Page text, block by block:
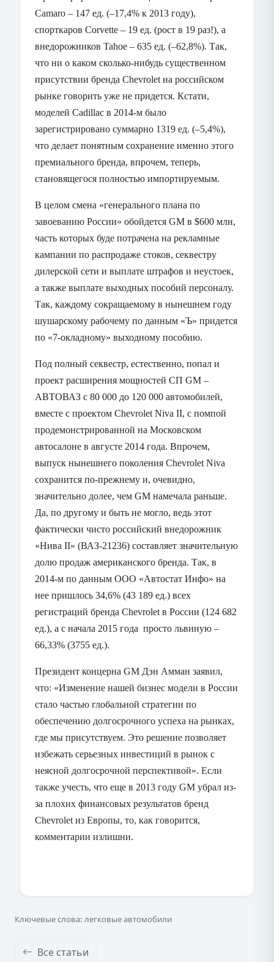
Camaro – 147 ед. (–17,4% к 2013 году),
спорткаров Corvette – 19 ед. (рост в 19 раз!), а
внедорожников Tahoe – 635 ед. (–62,8%). Так,
что ни о каком сколько-нибудь существенном
присутствии бренда Chevrolet на российском
рынке говорить уже не придется. Кстати,
моделей Cadillac в 2014-м было
зарегистрировано суммарно 1319 ед. (–5,4%),
что делает понятным сохранение именно этого
премиального бренда, впрочем, теперь,
становящегося полностью импортируемым.
В целом смена «генерального плана по
завоеванию России» обойдется GM в $600 млн,
часть которых буде потрачена на рекламные
кампании по распродаже стоков, секвестру
дилерской сети и выплате штрафов и неустоек,
а также выплате выходных пособий персоналу.
Так, каждому сокращаемому в нынешнем году
шушарскому рабочему по данным «Ъ» придется
по «7-окладному» выходному пособию.
Под полный секвестр, естественно, попал и
проект расширения мощностей СП GM –
АВТОВАЗ с 80 000 до 120 000 автомобилей,
вместе с проектом Chevrolet Niva II, с помпой
продемонстрированной на Московском
автосалоне в августе 2014 года. Впрочем,
выпуск нынешнего поколения Chevrolet Niva
сохранится по-прежнему и, очевидно,
значительно долее, чем GM намечала раньше.
Да, по другому и быть не могло, ведь этот
фактически чисто российский внедорожник
«Нива II» (ВАЗ-21236) составляет значительную
долю продаж американского бренда. Так, в
2014-м по данным ООО «Автостат Инфо» на
нее пришлось 34,6% (43 189 ед.) всех
регистраций бренда Chevrolet в России (124 682
ед.), а с начала 2015 года просто львиную –
66,33% (3755 ед.).
Президент концерна GM Дэн Амман заявил,
что: «Изменение нашей бизнес модели в России
стало частью глобальной стратегии по
обеспечению долгосрочного успеха на рынках,
где мы присутствуем. Это решение позволяет
избежать серьезных инвестиций в рынок с
неясной долгосрочной перспективой». Если
также учесть, что еще в 2013 году GM убрал из-
за плохих финансовых результатов бренд
Chevrolet из Европы, то, как говорится,
комментарии излишни.
Ключевые слова: легковые автомобили
Все статьи